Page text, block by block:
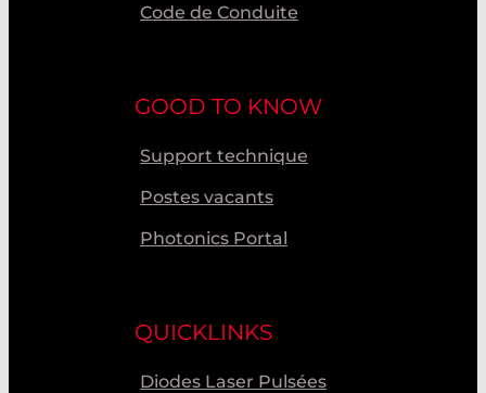
Code de Conduite
GOOD TO KNOW
Support technique
Postes vacants
Photonics Portal
QUICKLINKS
Diodes Laser Pulsées